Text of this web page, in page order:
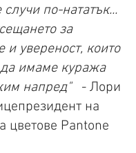
по-нататък...
за
и увереност, които
имаме куража
напред" - Лори
на
цветове Pantone